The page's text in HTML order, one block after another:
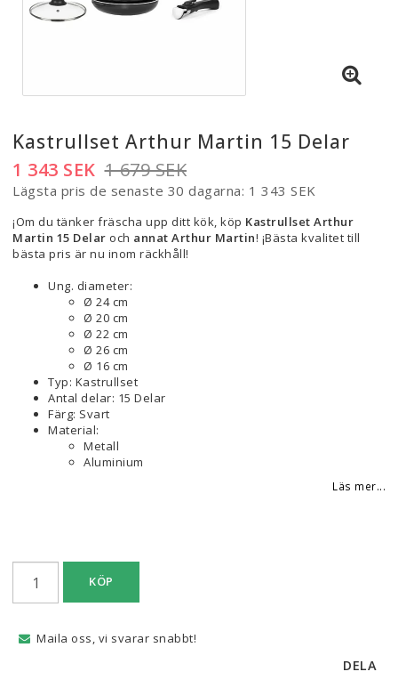
Kastrullset Arthur Martin 15 Delar
1 679 SEK
1 343 SEK
Lägsta pris de senaste 30 dagarna 1 343 SEK
¡Om du tänker fräscha upp ditt kök, köp Kastrullset Arthur
Martin 15 Delar och annat Arthur Martin! ¡Bästa kvalitet till
bästa pris är nu inom räckhåll!
Ung. diameter:
Ø 24 cm
Ø 20 cm
Ø 22 cm
Ø 26 cm
Ø 16 cm
Typ: Kastrullset
Antal delar: 15 Delar
Färg: Svart
Material:
Metall
Aluminium
Läs mer...
KÖP
Maila oss, vi svarar snabbt!
DELA